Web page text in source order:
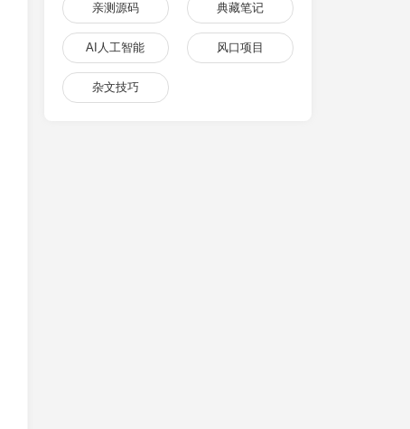
亲测源码 典藏笔记
AI人工智能 风口项目
杂文技巧